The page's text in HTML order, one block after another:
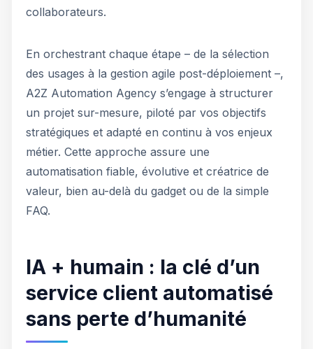
collaborateurs.
En orchestrant chaque étape – de la sélection
des usages à la gestion agile post-déploiement –,
A2Z Automation Agency s’engage à structurer
un projet sur-mesure, piloté par vos objectifs
stratégiques et adapté en continu à vos enjeux
métier. Cette approche assure une
automatisation fiable, évolutive et créatrice de
valeur, bien au-delà du gadget ou de la simple
FAQ.
IA + humain : la clé d’un
service client automatisé
sans perte d’humanité